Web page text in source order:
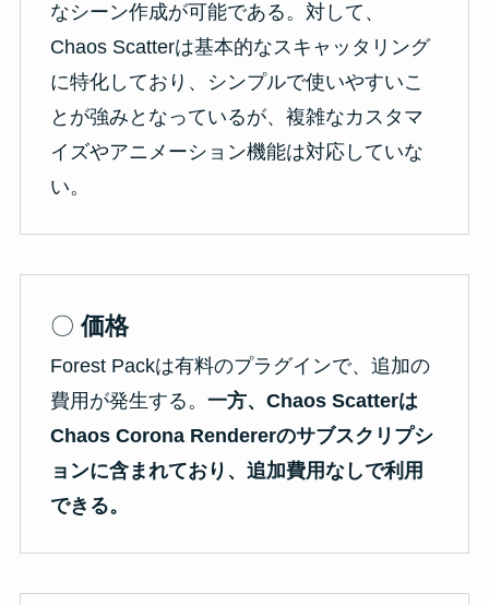
なシーン作成が可能である。対して、
Chaos Scatterは基本的なスキャッタリング
に特化しており、シンプルで使いやすいこ
とが強みとなっているが、複雑なカスタマ
イズやアニメーション機能は対応していな
い。
〇 価格
Forest Packは有料のプラグインで、追加の
費用が発生する。 一方、Chaos Scatterは
Chaos Corona Rendererのサブスクリプシ
ョンに含まれており、追加費用なしで利用
できる。